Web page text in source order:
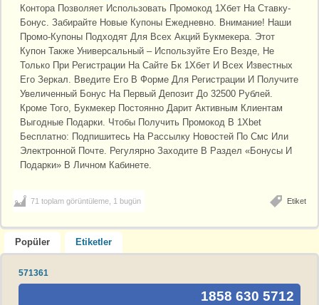
Контора Позволяет Использовать Промокод 1Хбет На Ставку-
Бонус. Забирайте Новые Купоны Ежедневно. Внимание! Наши
Промо-Купоны Подходят Для Всех Акций Букмекера. Этот
Купон Также Универсальный – Используйте Его Везде, Не
Только При Регистрации На Сайте Бк 1Хбет И Всех Известных
Его Зеркал. Введите Его В Форме Для Регистрации И Получите
Увеличенный Бонус На Первый Депозит До 32500 Рублей.
Кроме Того, Букмекер Постоянно Дарит Активным Клиентам
Выгодные Подарки. Чтобы Получить Промокод В 1Xbet
Бесплатно: Подпишитесь На Рассылку Новостей По Смс Или
Электронной Почте. Регулярно Заходите В Раздел «Бонусы И
Подарки» В Личном Кабинете.
Etiket
71 toplam görüntüleme, 1 bugün
Popüler Etiketler
571361
1858 630 5712